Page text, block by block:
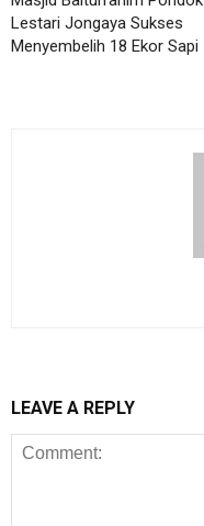
Lestari Jongaya Sukses
Menyembelih 18 Ekor Sapi
LEAVE A REPLY